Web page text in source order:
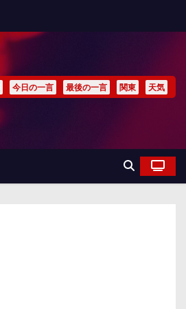
今日の一言 最後の一言 関東 天気